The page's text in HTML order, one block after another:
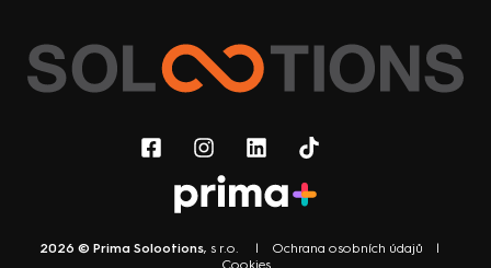
2026 © Prima Solootions, s r.o. | Ochrana osobních údajů |
Cookies